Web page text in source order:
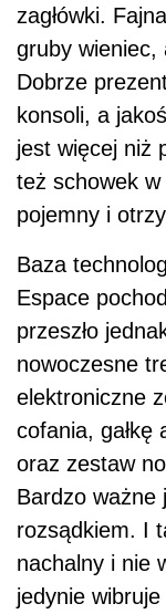
zagłówki.
gruby wieniec,
Dobrze
konsoli, a
jest więcej niż
też schowek
pojemny i
Baza
Espace
przeszło
nowoczesne
elektroniczne
cofania, gałkę
oraz zestaw
Bardzo ważne
rozsądkiem. I
nachalny i nie
jedynie